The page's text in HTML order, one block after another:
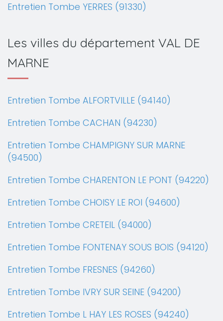
Entretien Tombe YERRES (91330)
Les villes du département VAL DE
MARNE
Entretien Tombe ALFORTVILLE (94140)
Entretien Tombe CACHAN (94230)
Entretien Tombe CHAMPIGNY SUR MARNE
(94500)
Entretien Tombe CHARENTON LE PONT (94220)
Entretien Tombe CHOISY LE ROI (94600)
Entretien Tombe CRETEIL (94000)
Entretien Tombe FONTENAY SOUS BOIS (94120)
Entretien Tombe FRESNES (94260)
Entretien Tombe IVRY SUR SEINE (94200)
Entretien Tombe L HAY LES ROSES (94240)